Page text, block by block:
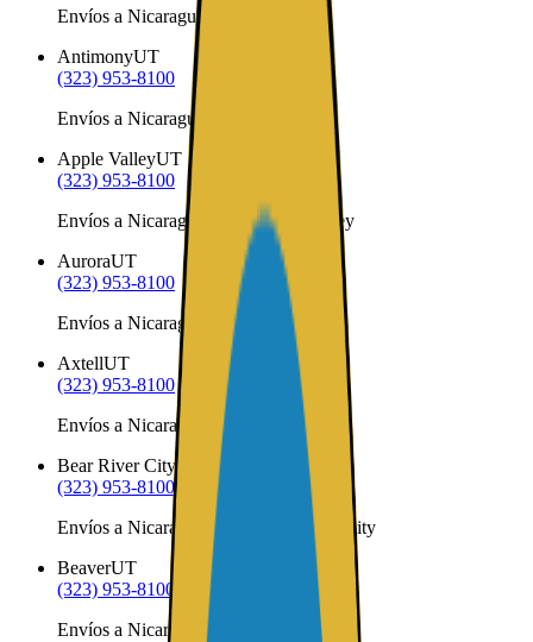
Envíos a Nicaragua desde Annabella
AntimonyUT
(323) 953-8100
Envíos a Nicaragua desde Antimony
Apple ValleyUT
(323) 953-8100
Envíos a Nicaragua desde Apple Valley
AuroraUT
(323) 953-8100
Envíos a Nicaragua desde Aurora
AxtellUT
(323) 953-8100
Envíos a Nicaragua desde Axtell
Bear River CityUT
(323) 953-8100
Envíos a Nicaragua desde Bear River City
BeaverUT
(323) 953-8100
Envíos a Nicaragua desde Beaver